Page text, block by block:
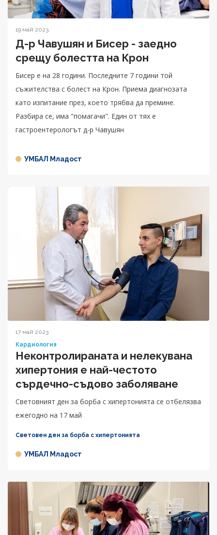
19 май 2023
Д-р Чавушян и Бисер - заедно
срещу болестта на Крон
Бисер е на 28 години. Последните 7 години той
съжителства с болест на Крон. Приема диагнозата
като изпитание през, което трябва да премине.
Разбира се, има "помагачи". Един от тях е
гастроентерологът д-р Чавушян
УМБАЛ Младост
17 май 2023
Кардиология
Неконтролираната и нелекувана
хипертония е най-честото
сърдечно-съдово заболяване
Световният ден за борба с хипертонията се отбелязва
ежегодно на 17 май
Световен ден за борба с хипертонията
УМБАЛ Младост